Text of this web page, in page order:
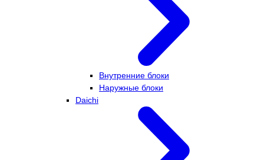
Внутренние блоки
Наружные блоки
Daichi